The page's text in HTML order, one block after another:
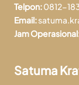
Telpon:0812-
Email:
Jam
Satuma